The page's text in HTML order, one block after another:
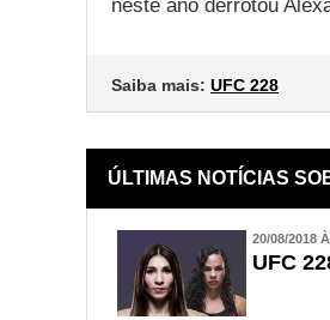
neste ano derrotou
Saiba mais: UFC 228
ÚLTIMAS NOTÍCIAS
20/08/2018
UFC